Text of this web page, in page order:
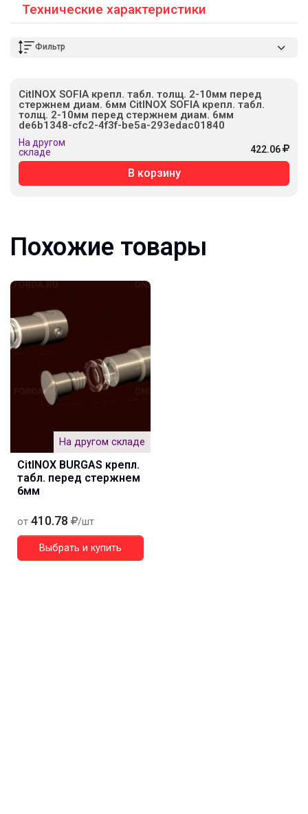
Технические характеристики
Фильтр
CitINOX SOFIA крепл. табл. толщ. 2-10мм перед
стержнем диам. 6мм CitINOX SOFIA крепл. табл.
толщ. 2-10мм перед стержнем диам. 6мм
de6b1348-cfc2-4f3f-be5a-293edac01840
На другом
складе
422.06
В корзину
Похожие товары
На другом складе
CitINOX BURGAS крепл.
табл. перед стержнем
6мм
от 410.78 /шт
Выбрать и купить